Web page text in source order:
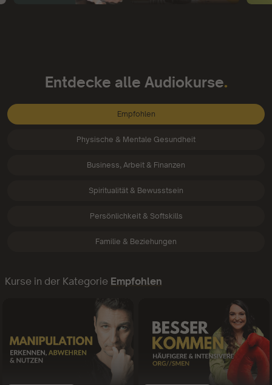
Entdecke alle Audiokurse.
Empfohlen
Physische & Mentale Gesundheit
Business, Arbeit & Finanzen
Spiritualität & Bewusstsein
Persönlichkeit & Softskills
Familie & Beziehungen
Kurse in der Kategorie Empfohlen